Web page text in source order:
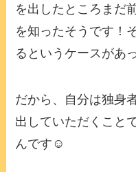
を出したところまだ
を知ったそうです！
るというケースがあ
だから、自分は独身
出していただくこと
んです☺️